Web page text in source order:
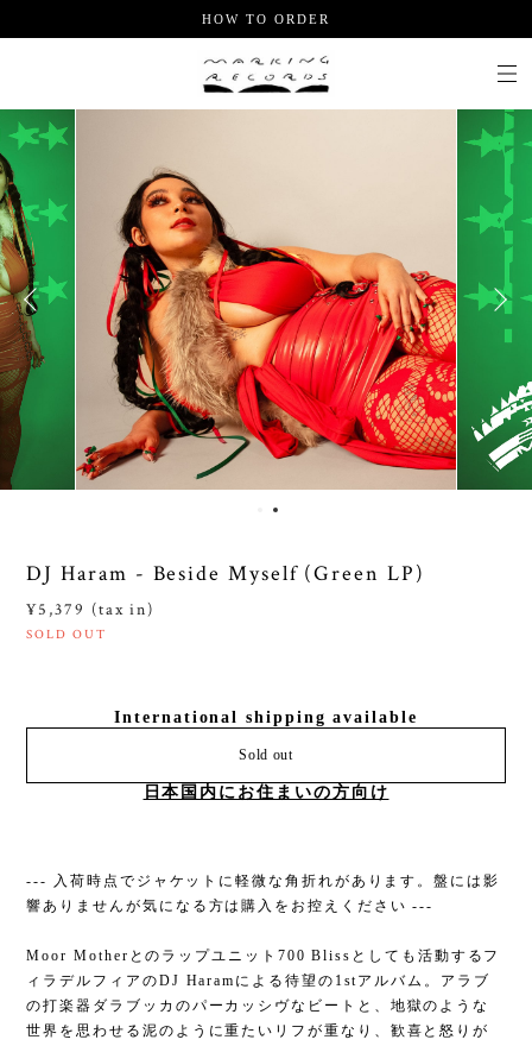
HOW TO ORDER
DJ Haram - Beside Myself (Green LP)
¥5,379 (tax in)
SOLD OUT
International shipping available
Sold out
日本国内にお住まいの方向け
--- 入荷時点でジャケットに軽微な角折れがあります。盤には影
響ありませんが気になる方は購入をお控えください ---
Moor Motherとのラップユニット700 Blissとしても活動するフ
ィラデルフィアのDJ Haramによる待望の1stアルバム。アラブ
の打楽器ダラブッカのパーカッシヴなビートと、地獄のような
世界を思わせる泥のように重たいリフが重なり、歓喜と怒りが